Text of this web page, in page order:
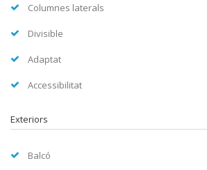
Columnes laterals
Divisible
Adaptat
Accessibilitat
Exteriors
Balcó